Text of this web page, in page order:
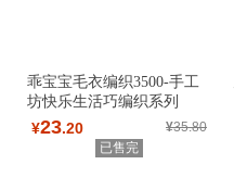
乖宝宝毛衣编织3500-手工
坊快乐生活巧编织系列
¥23.20 ¥35.80
已售完